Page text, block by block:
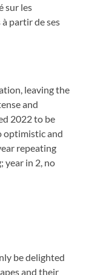
sur les
à partir de ses
leaving the
and
2022 to be
optimistic and
repeating
year in 2, no
be delighted
and their